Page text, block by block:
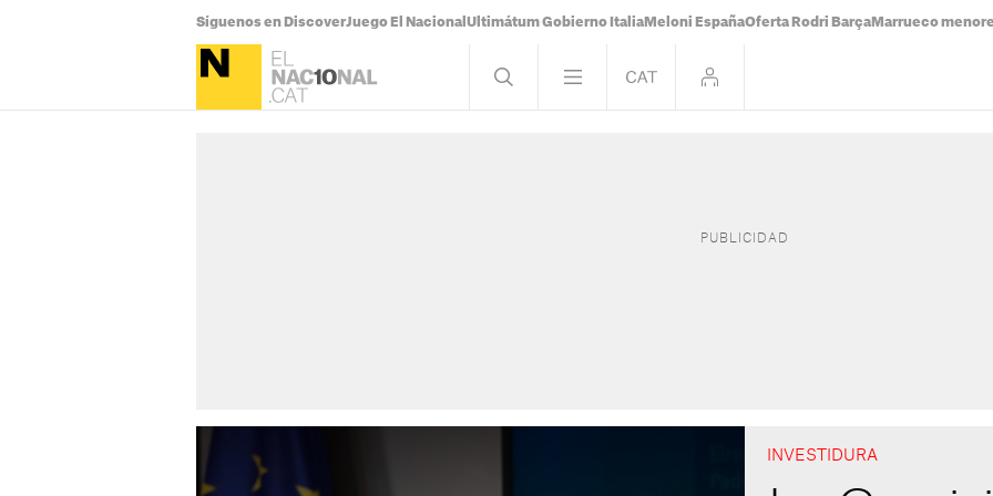
Síguenos en DiscoverJuego El Nacional Ultimátum Gobierno Italia Meloni EspañaOferta Rodri Barça Marrueco
INVESTIDURA